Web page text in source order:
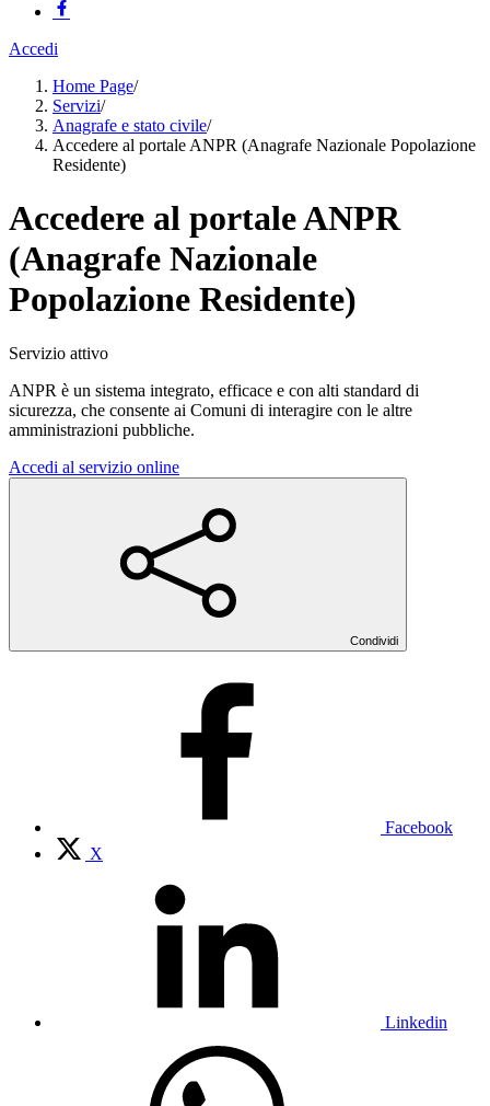
Accedi
Home Page/
Servizi/
Anagrafe e stato civile/
Accedere al portale ANPR (Anagrafe Nazionale Popolazione
Residente)
Accedere al portale ANPR
(Anagrafe Nazionale
Popolazione Residente)
Servizio attivo
ANPR è un sistema integrato, efficace e con alti standard di
sicurezza, che consente ai Comuni di interagire con le altre
amministrazioni pubbliche.
Accedi al servizio online
Condividi
Facebook
X
Linkedin